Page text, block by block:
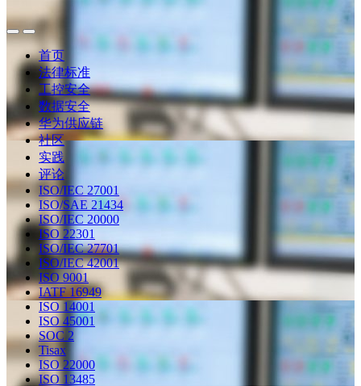
点
搜
点
此
查
导
航
首页
法律标准
工控安全
数据安全
华为供应链
社区
实践
评论
ISO/IEC 27001
ISO/SAE 21434
ISO/IEC 20000
ISO 22301
ISO/IEC 27701
ISO/IEC 42001
ISO 9001
IATF 16949
ISO 14001
ISO 45001
SOC 2
Tisax
ISO 22000
ISO 13485